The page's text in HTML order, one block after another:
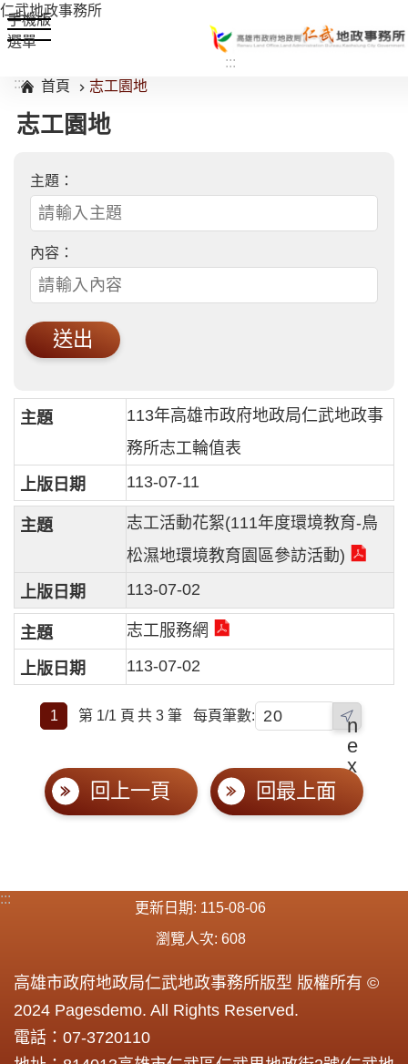
跳到主要內容區塊
手機版
選單
仁武地政事務所
:::
:::
首頁 志工園地
志工園地
主題：
內容：
113年高雄市政府地政局仁武地政事
務所志工輪值表
113-07-11
志工活動花絮(111年度環境教育-鳥
松濕地環境教育園區參訪活動)
113-07-02
志工服務網
113-07-02
1 第 1/1 頁 共 3 筆 每頁筆數:
n
e
x
回上一頁 回最上面
:::
更新日期
115-08-06
瀏覽人次 608
高雄市政府地政局仁武地政事務所版型 版權所有 ©
2024 Pagesdemo. All Rights Reserved.
電話：07-3720110